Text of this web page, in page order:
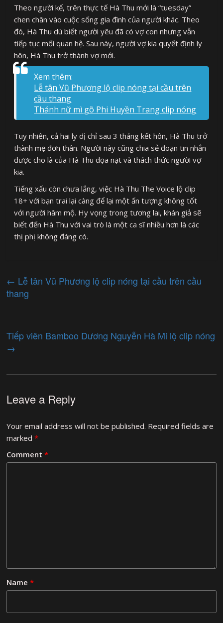
Theo người kể, trên thực tế Hà Thu mới là “tuesday”
chen chân vào cuộc sống gia đình của người khác. Theo
đó, Hà Thu dù biết người yêu đã có vợ con nhưng vẫn
tiếp tục mối quan hệ. Sau này, người vợ kia quyết định ly
hôn, Hà Thu trở thành vợ mới.
Xem thêm:
Lễ tân Vũ Phương lộ clip nóng tại cầu trên
cầu thang
Thánh nữ mì gõ Phi Huyền Trang clip nóng
Tuy nhiên, cả hai ly dị chỉ sau 3 tháng kết hôn, Hà Thu trở
thành mẹ đơn thân. Người này cũng chia sẻ đoạn tin nhắn
được cho là của Hà Thu dọa nạt và thách thức người vợ
kia.
Tiếng xấu còn chưa lắng, việc Hà Thu The Voice lộ clip
18+ với bạn trai lại càng để lại một ấn tượng không tốt
với người hâm mộ. Hy vọng trong tương lai, khán giả sẽ
biết đến Hà Thu với vai trò là một ca sĩ nhiều hơn là các
thị phị không đáng có.
← Lễ tân Vũ Phương lộ clip nóng tại cầu trên cầu
thang
Tiếp viên Bamboo Dương Nguyễn Hà Mi lộ clip nóng
→
Leave a Reply
Your email address will not be published. Required fields are
marked*
Comment*
Name*